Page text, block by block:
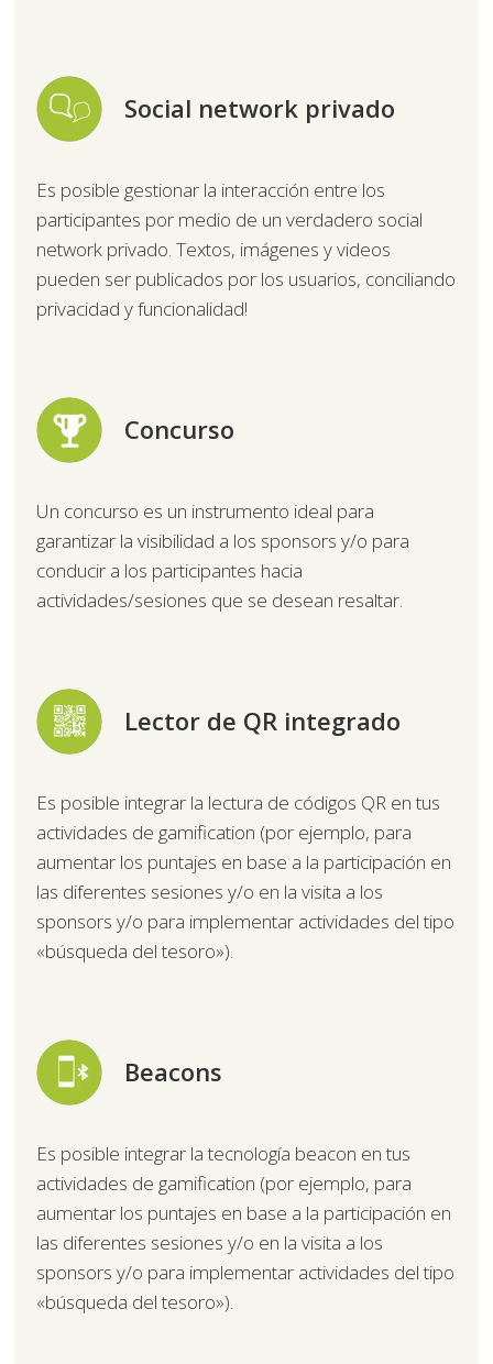
Social network privado
Es posible gestionar la interacción entre los
participantes por medio de un verdadero social
network privado. Textos, imágenes y videos
pueden ser publicados por los usuarios, conciliando
privacidad y funcionalidad!
Concurso
Un concurso es un instrumento ideal para
garantizar la visibilidad a los sponsors y/o para
conducir a los participantes hacia
actividades/sesiones que se desean resaltar.
Lector de QR integrado
Es posible integrar la lectura de códigos QR en tus
actividades de gamification (por ejemplo, para
aumentar los puntajes en base a la participación en
las diferentes sesiones y/o en la visita a los
sponsors y/o para implementar actividades del tipo
«búsqueda del tesoro»).
Beacons
Es posible integrar la tecnología beacon en tus
actividades de gamification (por ejemplo, para
aumentar los puntajes en base a la participación en
las diferentes sesiones y/o en la visita a los
sponsors y/o para implementar actividades del tipo
«búsqueda del tesoro»).